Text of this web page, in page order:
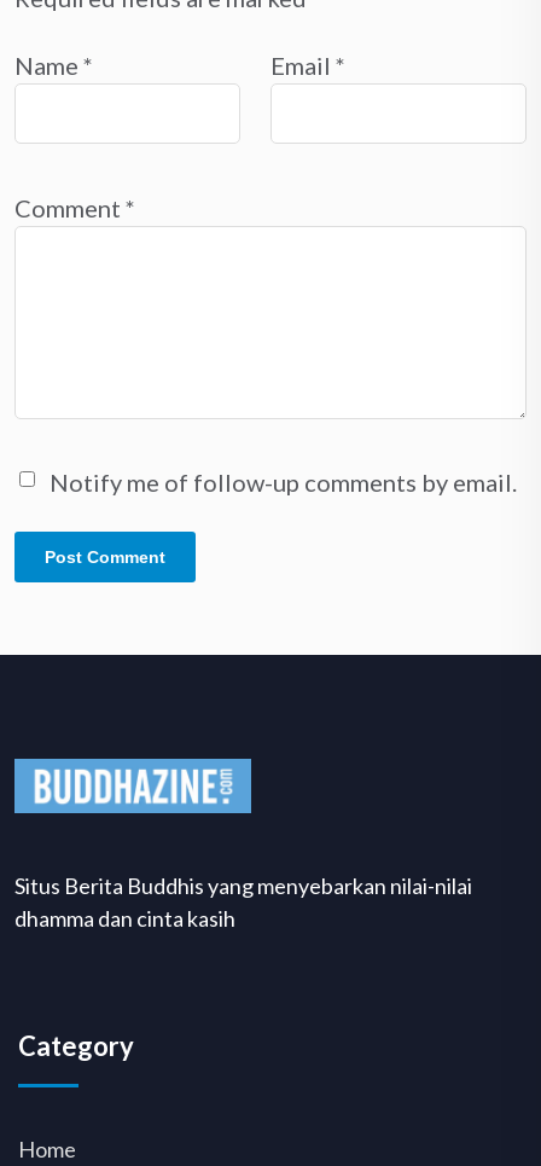
Name * Email *
Comment *
Notify me of follow-up comments by email.
Situs Berita Buddhis yang menyebarkan nilai-nilai
dhamma dan cinta kasih
Category
Home